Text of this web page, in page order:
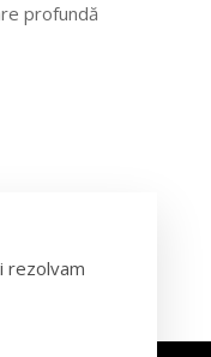
profundă
rezolvam